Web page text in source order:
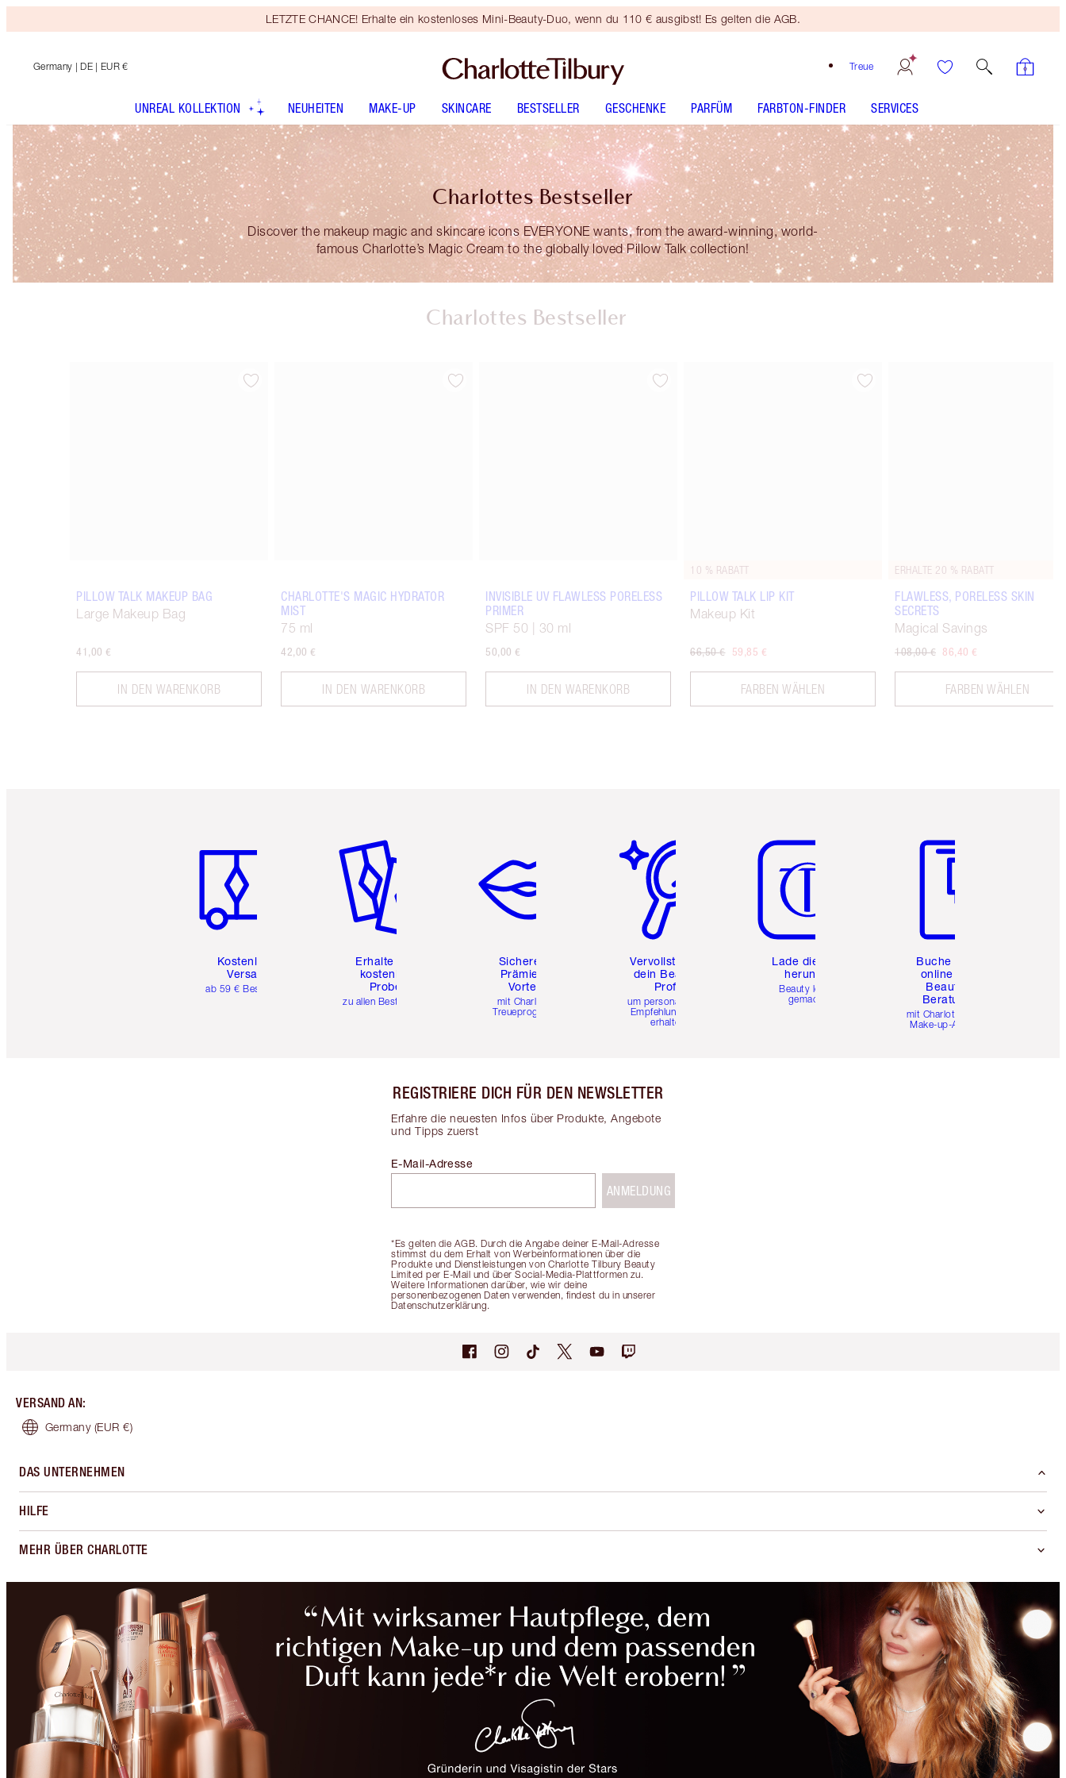
LETZTE CHANCE! Erhalte ein kostenloses Mini-Beauty-Duo, wenn du 110 € ausgibst! Es gelten die AGB.
Treue
Germany | DE | EUR €
UNREAL KOLLEKTION NEUHEITEN MAKE-UP SKINCARE BESTSELLER GESCHENKE PARFÜM FARBTON-FINDER SERVICES
Charlottes Bestseller
Discover the makeup magic and skincare icons EVERYONE wants, from the award-winning, world-
famous Charlotte’s Magic Cream to the globally loved Pillow Talk collection!
Charlottes Bestseller
Artikel 1 von 14
PILLOW TALK MAKEUP BAG
Large Makeup Bag
41,00 €
IN DEN WARENKORB
Artikel 2 von 14
CHARLOTTE'S MAGIC HYDRATOR
MIST
75 ml
42,00 €
IN DEN WARENKORB
Artikel 3 von 14
INVISIBLE UV FLAWLESS PORELESS
PRIMER
SPF 50 | 30 ml
50,00 €
IN DEN WARENKORB
Artikel 4 von 14
10 % RABATT
PILLOW TALK LIP KIT
Makeup Kit
66,50 € 59,85 €
FARBEN WÄHLEN
ERHALTE 20 % RABATT
FLAWLESS, PORELESS SKIN
SECRETS
Magical Savings
108,00 € 86,40 €
FARBEN WÄHLEN
Kostenloser
Versand
ab 59 € Bestellwert
Erhalte zwei
kostenlose
Proben
zu allen Bestellungen
Sichere dir
Prämien &
Vorteile
mit Charlottes
Treueprogramm
Vervollständige
dein Beauty-
Profil
um personalisierte
Empfehlungen zu
erhalten
Lade die App
herunter
Beauty leicht
gemacht
Buche eine
online 1:1
Beauty-
Beratung
mit Charlottes Pro
Make-up-Artists.
REGISTRIERE DICH FÜR DEN NEWSLETTER
Erfahre die neuesten Infos über Produkte, Angebote
und Tipps zuerst
*Es gelten die AGB. Durch die Angabe deiner E-Mail-Adresse
stimmst du dem Erhalt von Werbeinformationen über die
Produkte und Dienstleistungen von Charlotte Tilbury Beauty
Limited per E-Mail und über Social-Media-Plattformen zu.
Weitere Informationen darüber, wie wir deine
personenbezogenen Daten verwenden, findest du in unserer
Datenschutzerklärung.
E-Mail-Adresse
ANMELDUNG
VERSAND AN:
Germany (EUR €)
DAS UNTERNEHMEN
HILFE
MEHR ÜBER CHARLOTTE